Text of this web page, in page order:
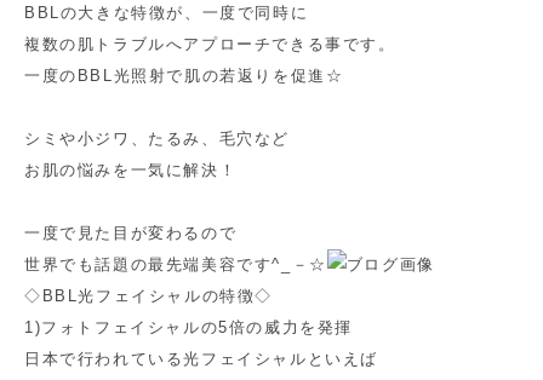
BBLの大きな特徴が、一度で同時に
複数の肌トラブルへアプローチできる事です。
一度のBBL光照射で肌の若返りを促進☆
シミや小ジワ、たるみ、毛穴など
お肌の悩みを一気に解決！
一度で見た目が変わるので
世界でも話題の最先端美容です^_－☆
◇BBL光フェイシャルの特徴◇
1)フォトフェイシャルの5倍の威力を発揮
日本で行われている光フェイシャルといえば